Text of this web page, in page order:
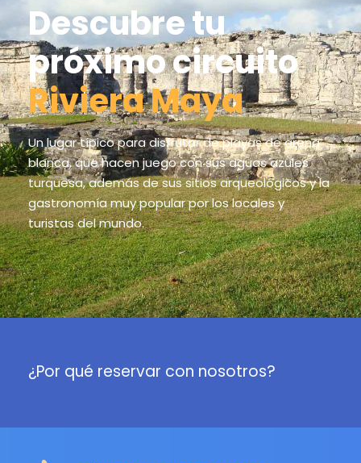
Descubre tu
próximo circuito
Riviera Maya
Un lugar típico para disfrutar de playas de arena
blanca, que hacen juego con sus aguas azules
turquesa, además de sus sitios arqueológicos y la
gastronomía muy popular por los locales y
turistas del mundo.
¿Por qué reservar con nosotros?